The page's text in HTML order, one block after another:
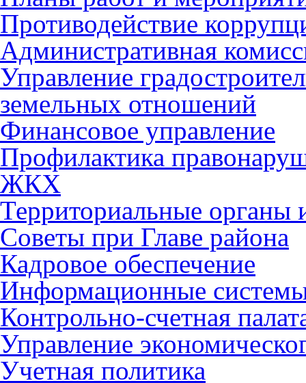
Противодействие
Административная
Управление
земельных отношений
Финансовое управление
Профилактика
ЖКХ
Территориальные органы
Советы при Главе района
Кадровое обеспечение
Информационные
Контрольно-счетная
Управление
Учетная политика